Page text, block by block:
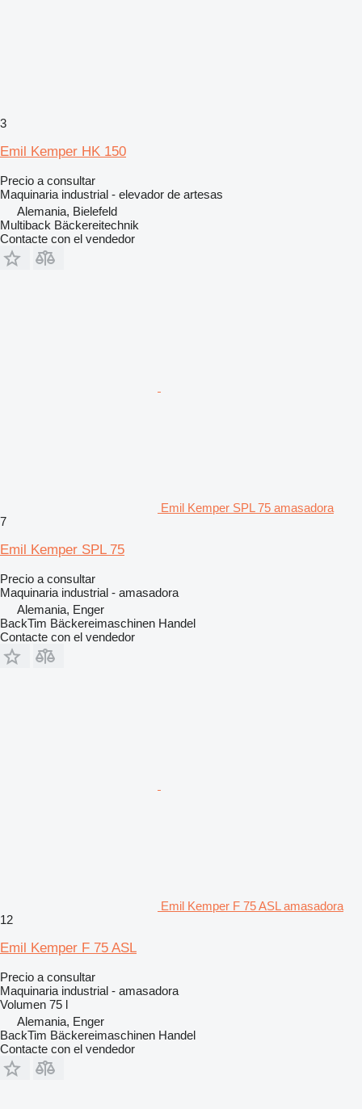
3
Emil Kemper HK 150
Precio a consultar
Maquinaria industrial - elevador de artesas
Alemania, Bielefeld
Multiback Bäckereitechnik
Contacte con el vendedor
Emil Kemper SPL 75 amasadora
7
Emil Kemper SPL 75
Precio a consultar
Maquinaria industrial - amasadora
Alemania, Enger
BackTim Bäckereimaschinen Handel
Contacte con el vendedor
Emil Kemper F 75 ASL amasadora
12
Emil Kemper F 75 ASL
Precio a consultar
Maquinaria industrial - amasadora
Volumen 75 l
Alemania, Enger
BackTim Bäckereimaschinen Handel
Contacte con el vendedor